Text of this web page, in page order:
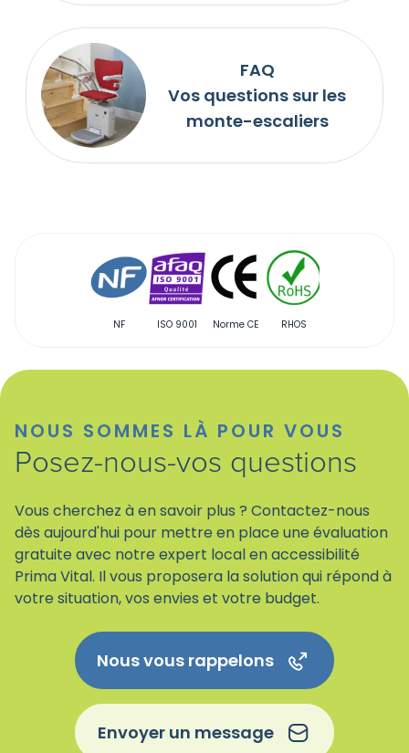
FAQ
Vos questions sur les
monte-escaliers
NF ISO 9001 Norme CE RHOS
NOUS SOMMES LÀ POUR VOUS
Posez-nous-vos questions
Vous cherchez à en savoir plus ? Contactez-nous
dès aujourd'hui pour mettre en place une évaluation
gratuite avec notre expert local en accessibilité
Prima Vital. Il vous proposera la solution qui répond à
votre situation, vos envies et votre budget.
Nous vous rappelons
Envoyer un message